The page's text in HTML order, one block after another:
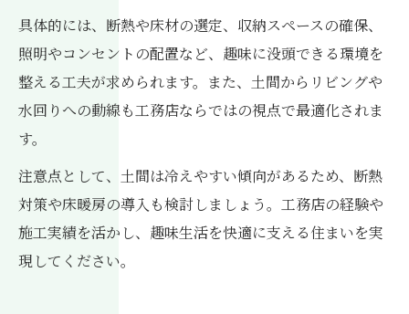
具体的には、断熱や床材の選定、収納スペースの確保、
照明やコンセントの配置など、趣味に没頭できる環境を
整える工夫が求められます。また、土間からリビングや
水回りへの動線も工務店ならではの視点で最適化されま
す。
注意点として、土間は冷えやすい傾向があるため、断熱
対策や床暖房の導入も検討しましょう。工務店の経験や
施工実績を活かし、趣味生活を快適に支える住まいを実
現してください。